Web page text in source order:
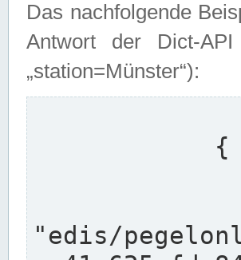
Das nachfolgende
Antwort der Dict-
„station=Münster“):
"edis/